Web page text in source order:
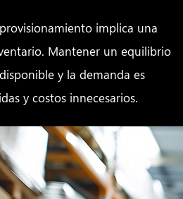
implica una
Mantener un equilibrio
y la demanda es
y costos innecesarios.